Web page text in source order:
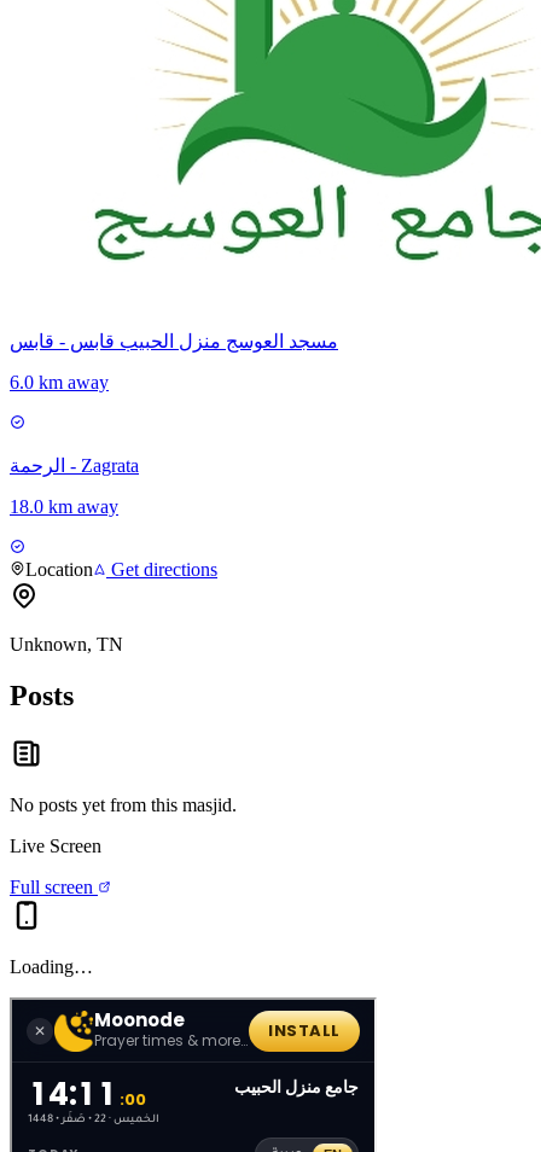
مسجد العوسج منزل الحبيب قابس - قابس
6.0 km away
الرحمة - Zagrata
18.0 km away
Location Get directions
Unknown, TN
Posts
No posts yet from this masjid.
Live Screen
Full screen
Loading…